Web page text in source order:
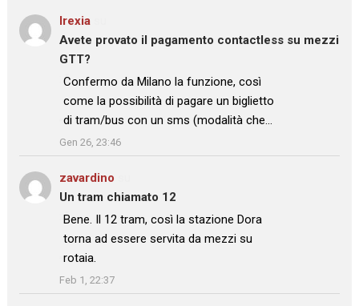
Irexia
Avete provato il pagamento contactless su mezzi
GTT?
: “
Confermo da Milano la funzione, così
come la possibilità di pagare un biglietto
di tram/bus con un sms (modalità che…
”
Gen 26, 23:46
zavardino
Un tram chiamato 12
: “Bene. Il 12 tram, così la stazione Dora
torna ad essere servita da mezzi su
rotaia.
”
Feb 1, 22:37